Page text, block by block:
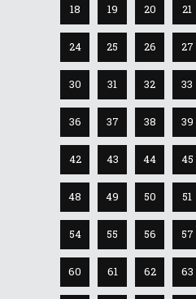
18 19 20 21
24 25 26 27
30 31 32 33
36 37 38 39
42 43 44 45
48 49 50 51
54 55 56 57
60 61 62 63